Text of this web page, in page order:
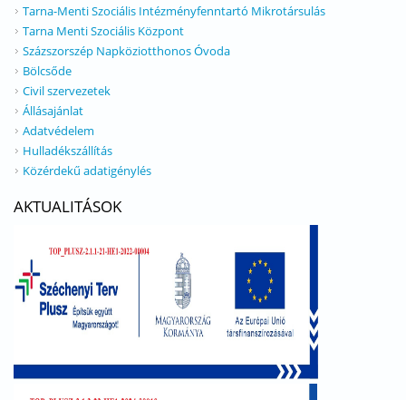
Tarna-Menti Szociális Intézményfenntartó Mikrotársulás
Tarna Menti Szociális Központ
Százszorszép Napköziotthonos Óvoda
Bölcsőde
Civil szervezetek
Állásajánlat
Adatvédelem
Hulladékszállítás
Közérdekű adatigénylés
AKTUALITÁSOK